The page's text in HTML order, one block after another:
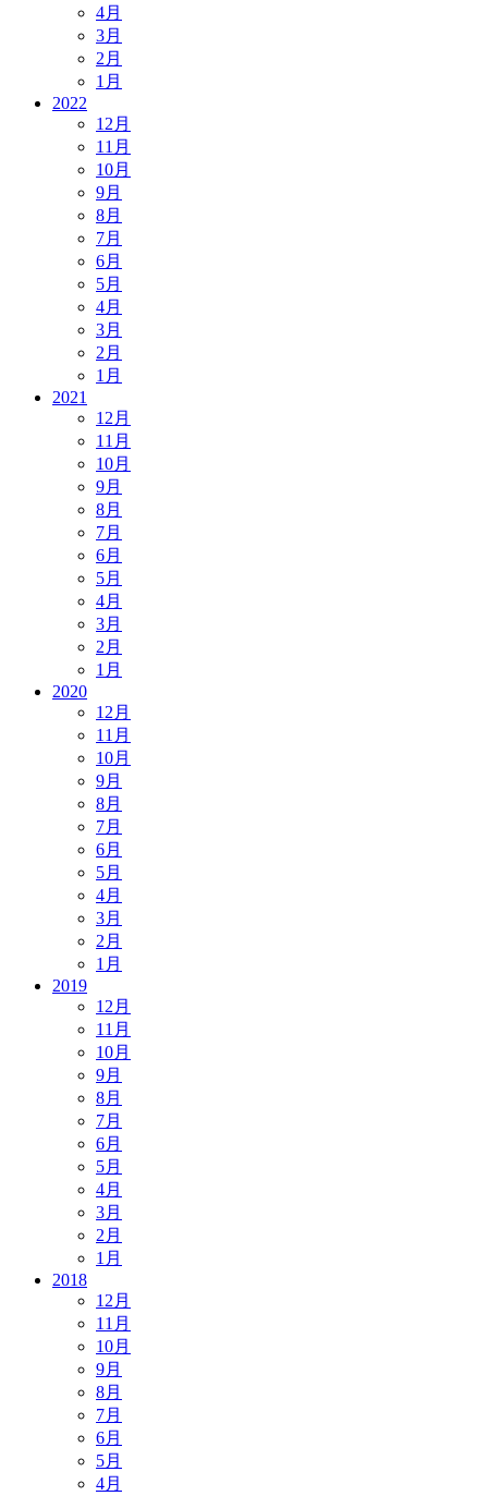
4月
3月
2月
1月
2022
12月
11月
10月
9月
8月
7月
6月
5月
4月
3月
2月
1月
2021
12月
11月
10月
9月
8月
7月
6月
5月
4月
3月
2月
1月
2020
12月
11月
10月
9月
8月
7月
6月
5月
4月
3月
2月
1月
2019
12月
11月
10月
9月
8月
7月
6月
5月
4月
3月
2月
1月
2018
12月
11月
10月
9月
8月
7月
6月
5月
4月